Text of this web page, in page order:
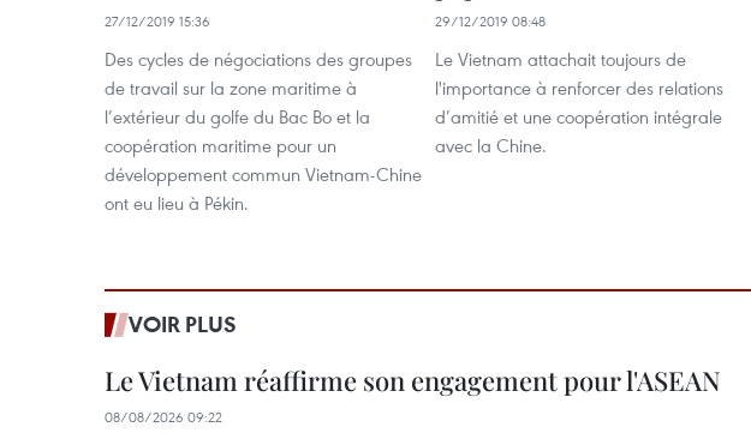
27/12/2019 15:36
Des cycles de négociations des groupes
de travail sur la zone maritime à
l’extérieur du golfe du Bac Bo et la
coopération maritime pour un
développement commun Vietnam-Chine
ont eu lieu à Pékin.
29/12/2019 08:48
Le Vietnam attachait toujours de
l'importance à renforcer des relations
d’amitié et une coopération intégrale
avec la Chine.
VOIR PLUS
Le Vietnam réaffirme son engagement pour l'ASEAN
08/08/2026 09:22